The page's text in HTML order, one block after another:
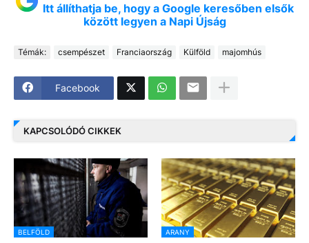
Itt állíthatja be, hogy a Google keresőben elsők
között legyen a Napi Újság
Témák: csempészet Franciaország Külföld majomhús
Facebook
KAPCSOLÓDÓ CIKKEK
BELFÖLD ARANY